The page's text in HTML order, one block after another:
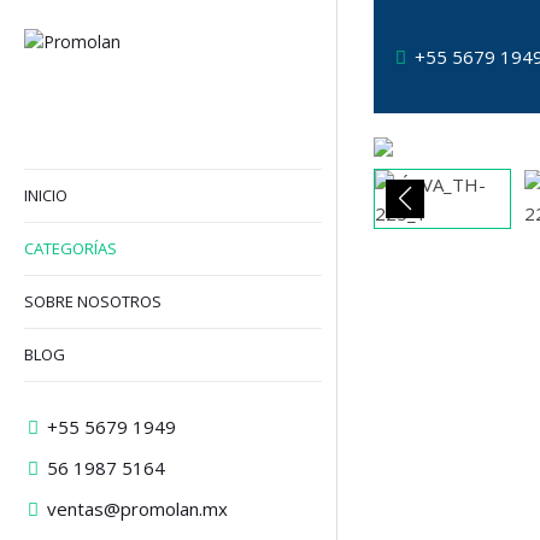
+55 5679
INICIO
CATEGORÍAS
SOBRE NOSOTROS
BLOG
+55 5679 1949
56 1987 5164
ventas@promolan.mx